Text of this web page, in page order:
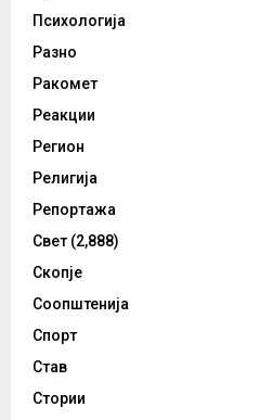
Психологија
Разно
Ракомет
Реакции
Регион
Религија
Репортажа
Свет (2,888)
Скопје
Соопштенија
Спорт
Став
Стории